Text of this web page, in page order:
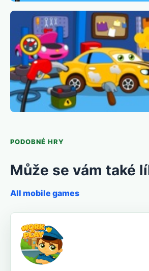
PODOBNÉ HRY
Může se vám také
All mobile games